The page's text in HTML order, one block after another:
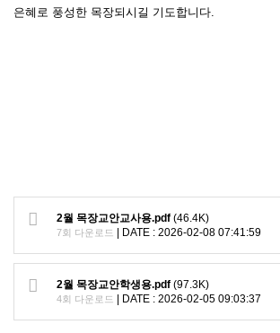
은혜로 풍성한 목장되시길 기도합니다.
2월 목장교안교사용.pdf (46.4K)
7회 다운로드 DATE : 2026-02-08 07:41:59
2월 목장교안학생용.pdf (97.3K)
4회 다운로드 DATE : 2026-02-05 09:03:37